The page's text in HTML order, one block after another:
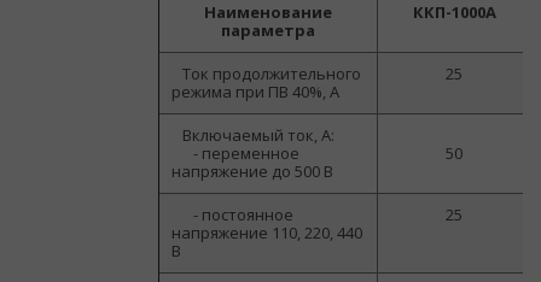
Наименование
параметра
ККП-1000А
Ток продолжительного
режима при ПВ 40%, А
25
Включаемый ток, А:
- переменное
напряжение до 500 В
50
- постоянное
напряжение 110, 220, 440
В
25